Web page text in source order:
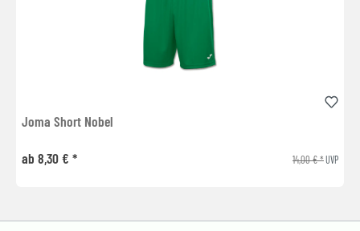
Joma Short Nobel
ab 8,30 € * 14,00 € *UVP